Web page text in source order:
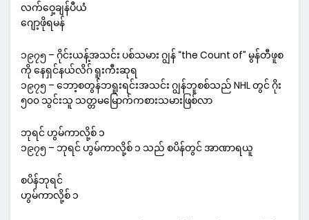
လက်ဝှေ့ချန်ပီယံ
ဂျော့ဖိုရမန်
၁၉၇၅ – ဂိုင်းယန့်အသင်း ပစ်သမား ဂျွန် “the Count of” မွန်တီဖူစ
ကို နေရှင်နယ်လိဂ် ရူးကီးဆုရ
၁၉၇၅ – ဘော့စတွန်ဘရူးရင်းအသင်း ဂျွန်ဘူစစ်သည် NHL တွင် ဂိုး
၅၀၀ သွင်းသူ သတ္တမမြောက်ကစားသမားဖြစ်လာ
ဘုရင် ဟွမ်ကာလို့စ် ၁
၁၉၇၅ – ဘုရင် ဟွမ်ကာလို့စ် ၁ သည် စပိန်တွင် အာဏာရယူ
စပိန်ဘုရင်
ဟွမ်ကာလို့စ် ၁